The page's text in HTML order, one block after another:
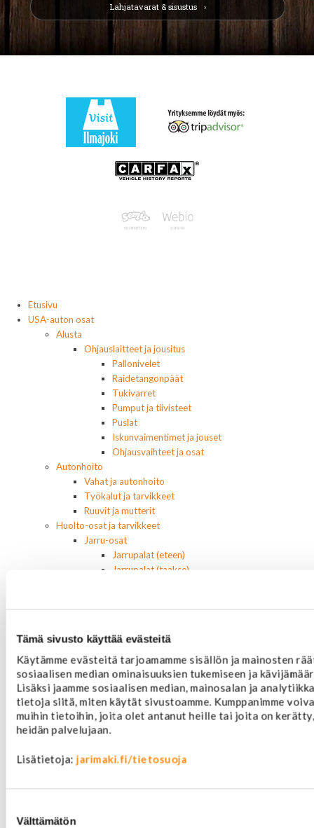
Tämä sivusto käyttää evästeitä
Käytämme evästeitä tarjoamamme sisällön ja mainosten
sosiaalisen median ominaisuuksien tukemiseen ja
Lisäksi jaamme sosiaalisen median, mainosalan ja
tietoja siitä, miten käytät sivustoamme. Kumppanimme
muihin tietoihin, joita olet antanut heille tai joita on
heidän palvelujaan.
Lisätietoja: jarimaki.fi/tietosuoja
valinta
Välttämätön
Lahjatavarat & sisustus
Etusivu
USA-auton osat
Alusta
Ohjauslaitteet ja jousitus
Pallonivelet
Raidetangonpäät
Tukivarret
Pumput ja tiivisteet
Puslat
Iskunvaimentimet ja jouset
Ohjausvaihteet ja osat
Autonhoito
Vahat ja autonhoito
Työkalut ja tarvikkeet
Ruuvit ja mutterit
Huolto-osat ja tarvikkeet
Jarru-osat
Jarrupalat (eteen)
Jarrupalat (taakse)
Jarrulevyt
Jarrusatulan männät
Jarruletkut ja -vaijerit
Jarruliittimet ja ilmausruuvit
Muut jarruosat
Laakerit ja akselitiivisteet
Jäähdyttimet ja osat
Korkit